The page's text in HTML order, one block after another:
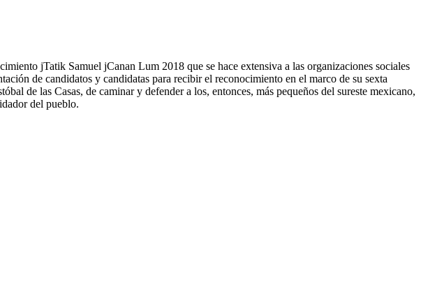
jTatik Samuel jCanan Lum 2018 que se hace extensiva a las organizaciones sociales
de candidatos y candidatas para recibir el reconocimiento en el marco de su sexta
de las Casas, de caminar y defender a los, entonces, más pequeños del sureste mexicano,
del pueblo.